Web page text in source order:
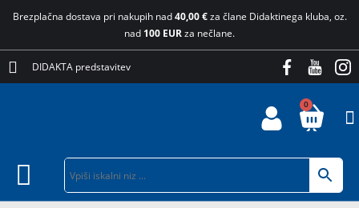
Brezplačna dostava pri nakupih nad40,00 €za člane Didaktinega kluba, oz.
nad 100 EURza nečlane.
DIDAKTA predstavitev
0